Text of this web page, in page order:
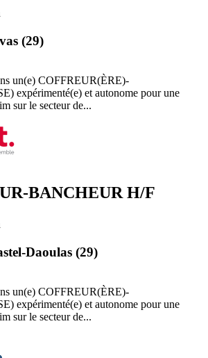
(29)
un(e) COFFREUR(ÈRE)-
expérimenté(e) et autonome pour une
sur le secteur de...
BANCHEUR H/F
Daoulas (29)
un(e) COFFREUR(ÈRE)-
expérimenté(e) et autonome pour une
sur le secteur de...